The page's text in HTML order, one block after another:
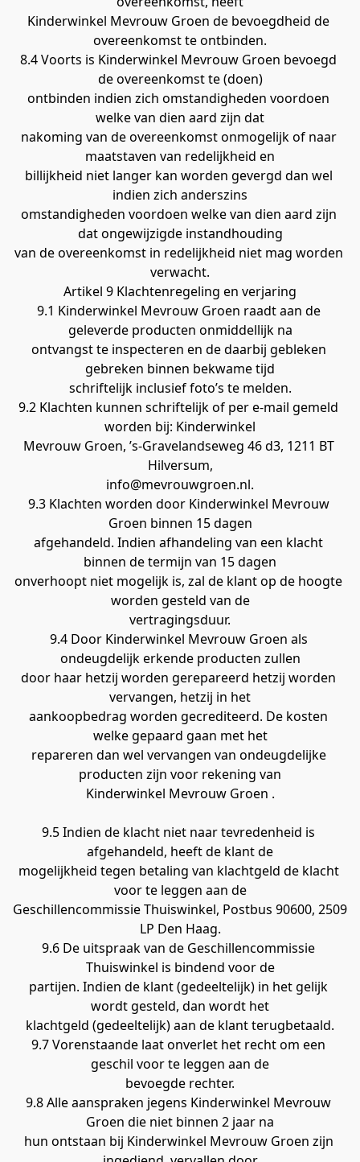
Kinderwinkel Mevrouw Groen de bevoegdheid de
overeenkomst te ontbinden.
8.4 Voorts is Kinderwinkel Mevrouw Groen bevoegd
de overeenkomst te (doen)
ontbinden indien zich omstandigheden voordoen
welke van dien aard zijn dat
nakoming van de overeenkomst onmogelijk of naar
maatstaven van redelijkheid en
billijkheid niet langer kan worden gevergd dan wel
indien zich anderszins
omstandigheden voordoen welke van dien aard zijn
dat ongewijzigde instandhouding
van de overeenkomst in redelijkheid niet mag worden
verwacht.
Artikel 9 Klachtenregeling en verjaring
9.1 Kinderwinkel Mevrouw Groen raadt aan de
geleverde producten onmiddellijk na
ontvangst te inspecteren en de daarbij gebleken
gebreken binnen bekwame tijd
schriftelijk inclusief foto’s te melden.
9.2 Klachten kunnen schriftelijk of per e-mail gemeld
worden bij: Kinderwinkel
Mevrouw Groen, ’s-Gravelandseweg 46 d3, 1211 BT
Hilversum,
info@mevrouwgroen.nl.
9.3 Klachten worden door Kinderwinkel Mevrouw
Groen binnen 15 dagen
afgehandeld. Indien afhandeling van een klacht
binnen de termijn van 15 dagen
onverhoopt niet mogelijk is, zal de klant op de hoogte
worden gesteld van de
vertragingsduur.
9.4 Door Kinderwinkel Mevrouw Groen als
ondeugdelijk erkende producten zullen
door haar hetzij worden gerepareerd hetzij worden
vervangen, hetzij in het
aankoopbedrag worden gecrediteerd. De kosten
welke gepaard gaan met het
repareren dan wel vervangen van ondeugdelijke
producten zijn voor rekening van
Kinderwinkel Mevrouw Groen .
9.5 Indien de klacht niet naar tevredenheid is
afgehandeld, heeft de klant de
mogelijkheid tegen betaling van klachtgeld de klacht
voor te leggen aan de
Geschillencommissie Thuiswinkel, Postbus 90600, 2509
LP Den Haag.
9.6 De uitspraak van de Geschillencommissie
Thuiswinkel is bindend voor de
partijen. Indien de klant (gedeeltelijk) in het gelijk
wordt gesteld, dan wordt het
klachtgeld (gedeeltelijk) aan de klant terugbetaald.
9.7 Vorenstaande laat onverlet het recht om een
geschil voor te leggen aan de
bevoegde rechter.
9.8 Alle aanspraken jegens Kinderwinkel Mevrouw
Groen die niet binnen 2 jaar na
hun ontstaan bij Kinderwinkel Mevrouw Groen zijn